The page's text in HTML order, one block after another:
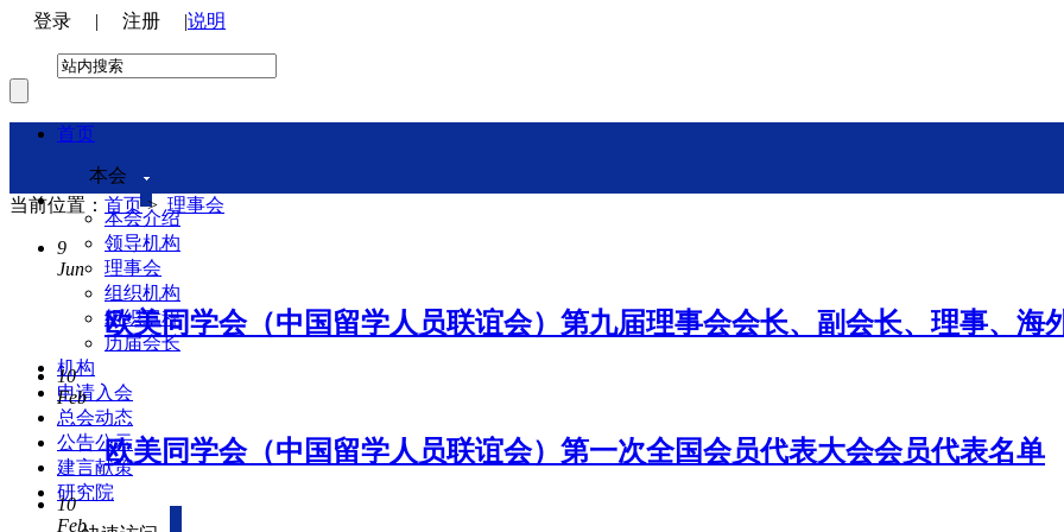
登录 | 注册 |说明
首页
本会
本会介绍
领导机构
理事会
组织机构
组织章程
历届会长
机构
申请入会
总会动态
公告公示
建言献策
研究院
当前位置： 首页>理事会
9
Jun
欧美同学会（中国留学人员联谊会）第九届理事会会长、副会长、理事、海
10
Feb
欧美同学会（中国留学人员联谊会）第一次全国会员代表大会会员代表名单
10
Feb